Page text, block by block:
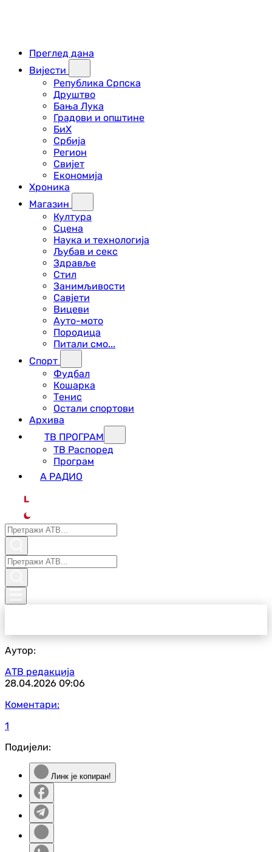
Преглед дана
Вијести
Република Српска
Друштво
Бања Лука
Градови и општине
БиХ
Србија
Регион
Свијет
Економија
Хроника
Магазин
Култура
Сцена
Наука и технологија
Љубав и секс
Здравље
Стил
Занимљивости
Савјети
Вицеви
Ауто-мото
Породица
Питали смо...
Спорт
Фудбал
Кошарка
Тенис
Остали спортови
Архива
ТВ ПРОГРАМ
ТВ Распоред
Програм
А РАДИО
L
Аутор:
АТВ редакција
28.04.2026 09:06
Коментари:
1
Подијели:
Линк је копиран!